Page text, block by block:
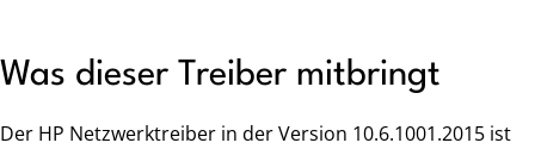
Was dieser Treiber mitbringt
Der HP Netzwerktreiber in der Version 10.6.1001.2015 ist